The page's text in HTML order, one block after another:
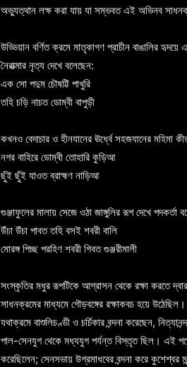
অভ্যুত্থান লক্ষ করা যায় যা সম্ভবত এই অভিনব
উড্ডিয়ান বর্ণিত ক্রমে মাতৃকাগণ প্রাচীন বাঙালির
নৈরাত্মার নৃত্য দেখে বলেছেন:
এক সো পদুম চৌষট্টি পাখুরি
তহি চড়ি নাচত ডোম্বী বাপুড়ী
কখনও বেদাচার ও হীনযানের ঊর্ধ্বে সহজযানের মহিমা
নগর বাহিরে ডোম্বী তোহারি কুড়িআ
ছুঁই ছুঁই যাওত ব্রাহ্মণ নাড়িআ
গুঞ্জাফুলের মালায় সেজে ওঠা জাঙ্গুলির রূপ দেখে পদকর্তা
উঁচা উঁচা পাবত তহি বসই শবরী বালি
মোরঙ্গ পিচ্ছ পরহিণ শবরী গিবত গুঞ্জরীমালী
সংস্কৃতির মধুর রূপটিকে আগ্রাসন থেকে রক্ষা করতে
সাধনক্রমের মাধ্যমে গৌড়বঙ্গের রক্ষাকবচ হয়ে
যথাক্রমে বাশুলিচণ্ডী ও চর্চিকার বন্দনা করেছেন,
পাল-সেনযুগ থেকে মধ্যযুগ পর্যন্ত বিস্তৃত ছিল। এই
করেছিলেন; সেনসভায় উগ্রমাধবের বন্দনা করে কুশেশ্বর